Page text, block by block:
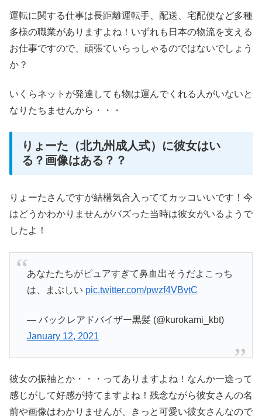
運転に関する仕事は長距離運転手、配送、宅配便など多種
多様の職業がありますよね！いずれも日本の物流を支える
お仕事ですので、頑張ていらっしゃるのではないでしょう
か？
いくらネットが発達しても物は運んでくれる人がいないと
なりたちませんから・・・
りょーた（北九州成人式）に彼女はい
る？画像はある？？
りょーたさんですが結構気合入っててカッコいいです！今
はどうかわかりませんがバズった当時は彼女がいるようで
したよ！
あなたたちがピュアすぎて鼻血出そうだよこっち
は、まぶしい pic.twitter.com/pwzf4VBvtC
— バックレアドバイザー黒髪 (@kurokami_kbt)
January 12, 2021
彼女の振袖とか・・・ってありますよね！なんか一途って
感じがして好感が持てますよね！残念ながら彼女さんの名
前や画像はわかりませんが、きっと可愛い彼女さんなので